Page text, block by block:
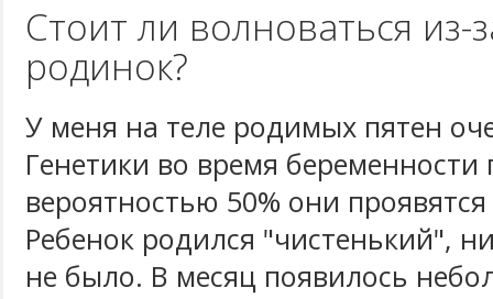
Стоит ли волноваться из-
родинок?
У меня на теле родимых пятен
Генетики во время беременности
вероятностью 50% они
Ребенок родился "чистенький",
не было. В месяц появилось